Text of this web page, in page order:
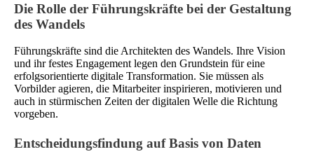
Die Rolle der Führungskräfte bei der Gestaltung
des Wandels
Führungskräfte sind die Architekten des Wandels. Ihre Vision
und ihr festes Engagement legen den Grundstein für eine
erfolgsorientierte digitale Transformation. Sie müssen als
Vorbilder agieren, die Mitarbeiter inspirieren, motivieren und
auch in stürmischen Zeiten der digitalen Welle die Richtung
vorgeben.
Entscheidungsfindung auf Basis von Daten